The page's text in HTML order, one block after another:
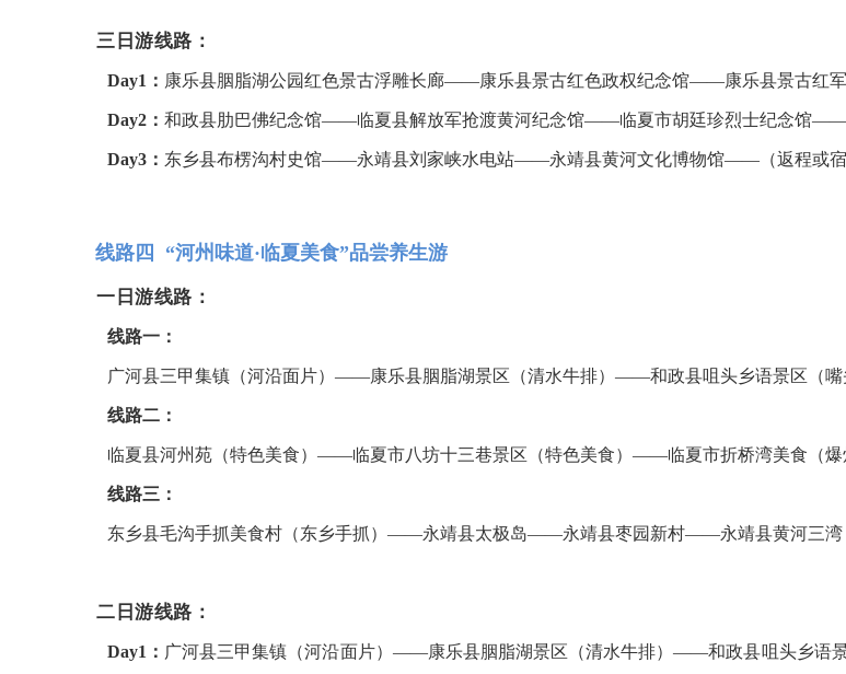
三日游线路：
Day1： 康乐县胭脂湖公园红色景古浮雕长廊——康乐县景古红色政权纪念馆——康乐县景古红
Day2： 和政县肋巴佛纪念馆——临夏县解放军抢渡黄河纪念馆——临夏市胡廷珍烈士纪念馆——
Day3： 东乡县布楞沟村史馆——永靖县刘家峡水电站——永靖县黄河文化博物馆——（返程或宿
线路四 “河州味道·临夏美食”品尝养生游
一日游线路：
线路一：
广河县三甲集镇（河沿面片）——康乐县胭脂湖景区（清水牛排）——和政县咀头乡语景区（
线路二：
临夏县河州苑（特色美食）——临夏市八坊十三巷景区（特色美食）——临夏市折桥湾美食（
线路三：
东乡县毛沟手抓美食村（东乡手抓）——永靖县太极岛——永靖县枣园新村——永靖县黄河三湾
二日游线路：
Day1： 广河县三甲集镇（河沿面片）——康乐县胭脂湖景区（清水牛排）——和政县咀头乡